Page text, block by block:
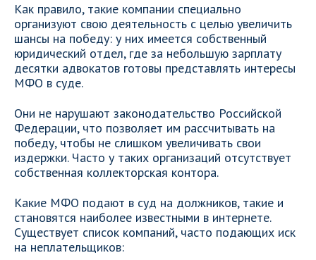
Как правило, такие компании специально
организуют свою деятельность с целью увеличить
шансы на победу: у них имеется собственный
юридический отдел, где за небольшую зарплату
десятки адвокатов готовы представлять интересы
МФО в суде.
Они не нарушают законодательство Российской
Федерации, что позволяет им рассчитывать на
победу, чтобы не слишком увеличивать свои
издержки. Часто у таких организаций отсутствует
собственная коллекторская контора.
Какие МФО подают в суд на должников, такие и
становятся наиболее известными в интернете.
Существует список компаний, часто подающих иск
на неплательщиков: